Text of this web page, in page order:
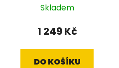
Skladem
1 249 Kč
DO KOŠÍKU